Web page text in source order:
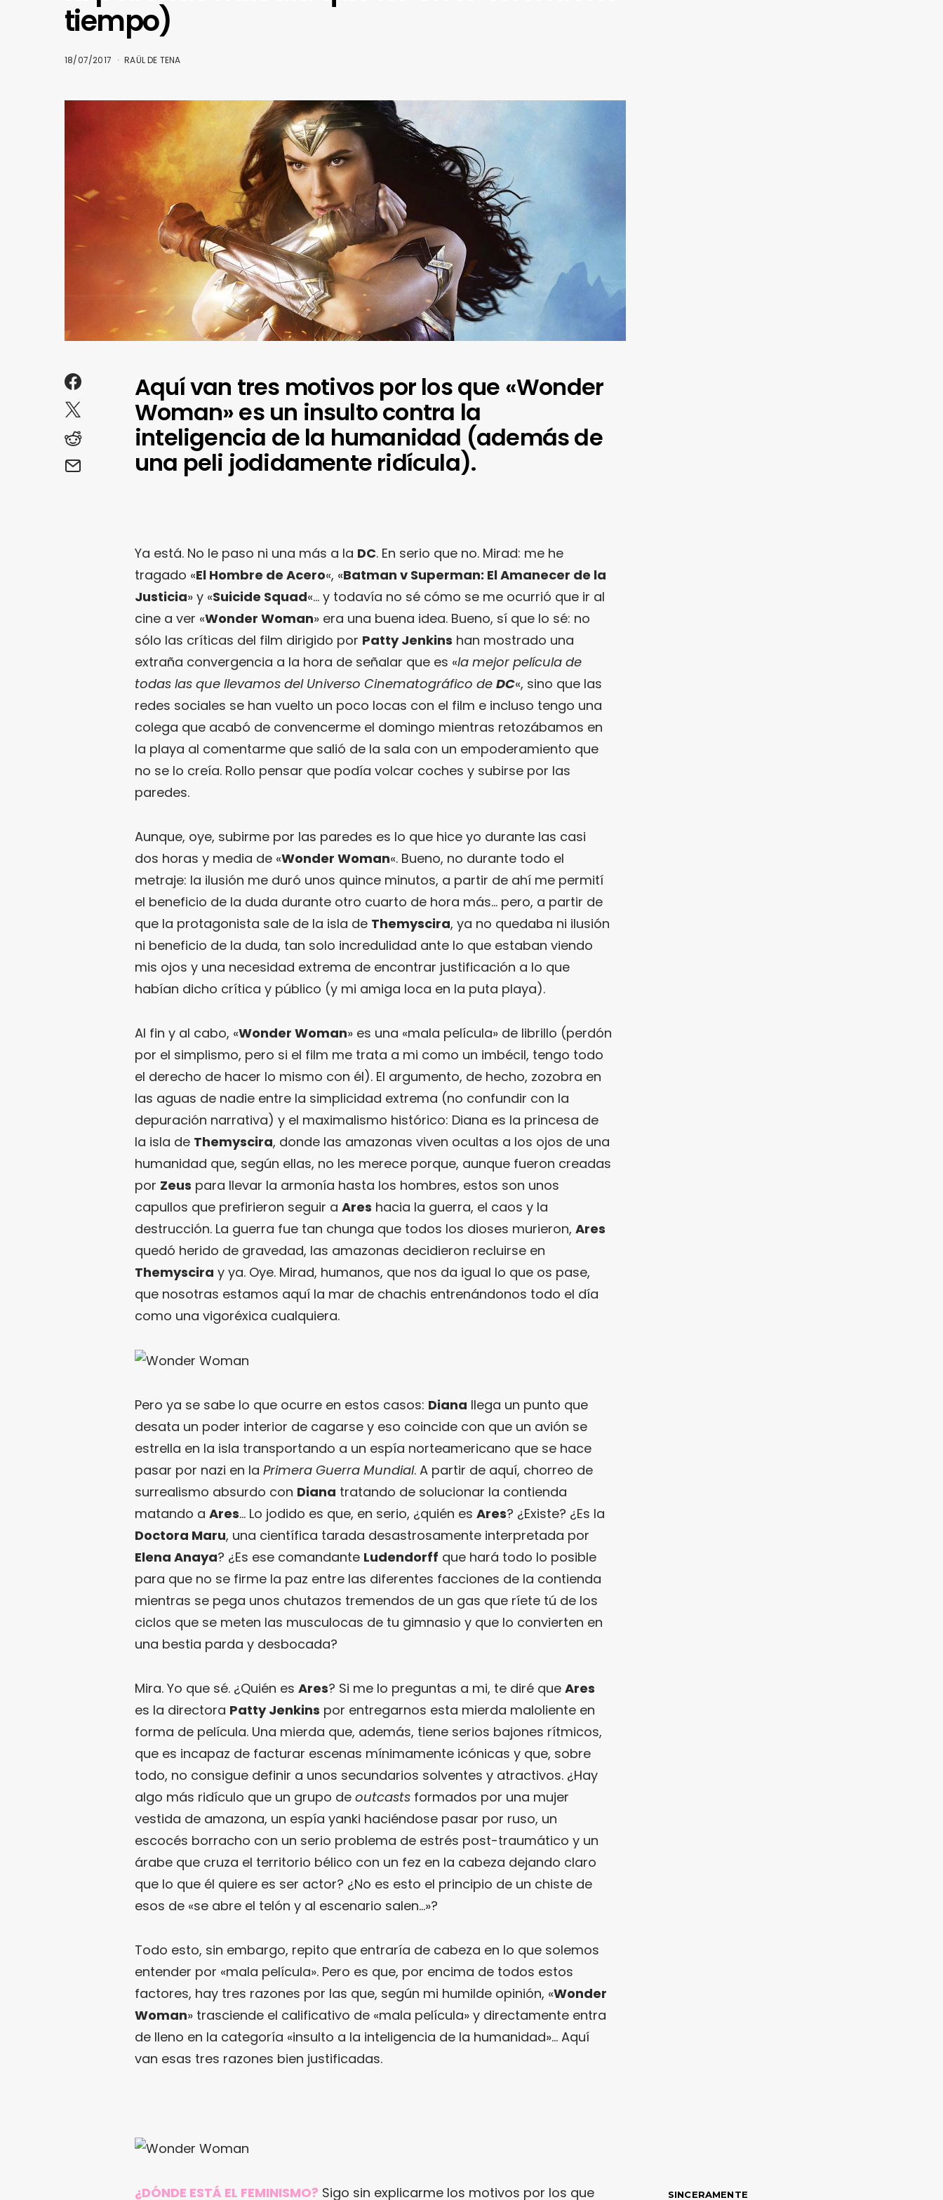
tiempo)
18/07/2017 RAÜL DE TENA
Aquí van tres motivos por los que «Wonder
Woman» es un insulto contra la
inteligencia de la humanidad (además de
una peli jodidamente ridícula).
Ya está. No le paso ni una más a la DC. En serio que no. Mirad: me he
tragado «El Hombre de Acero«, «Batman v Superman: El Amanecer de la
Justicia» y «Suicide Squad«… y todavía no sé cómo se me ocurrió que ir al
cine a ver «Wonder Woman» era una buena idea. Bueno, sí que lo sé: no
sólo las críticas del film dirigido por Patty Jenkins han mostrado una
extraña convergencia a la hora de señalar que es «la mejor película de
todas las que llevamos del Universo Cinematográfico de DC«, sino que las
redes sociales se han vuelto un poco locas con el film e incluso tengo una
colega que acabó de convencerme el domingo mientras retozábamos en
la playa al comentarme que salió de la sala con un empoderamiento que
no se lo creía. Rollo pensar que podía volcar coches y subirse por las
paredes.
Aunque, oye, subirme por las paredes es lo que hice yo durante las casi
dos horas y media de «Wonder Woman«. Bueno, no durante todo el
metraje: la ilusión me duró unos quince minutos, a partir de ahí me permití
el beneficio de la duda durante otro cuarto de hora más… pero, a partir de
que la protagonista sale de la isla de Themyscira, ya no quedaba ni ilusión
ni beneficio de la duda, tan solo incredulidad ante lo que estaban viendo
mis ojos y una necesidad extrema de encontrar justificación a lo que
habían dicho crítica y público (y mi amiga loca en la puta playa).
Al fin y al cabo, «Wonder Woman» es una «mala película» de librillo (perdón
por el simplismo, pero si el film me trata a mi como un imbécil, tengo todo
el derecho de hacer lo mismo con él). El argumento, de hecho, zozobra en
las aguas de nadie entre la simplicidad extrema (no confundir con la
depuración narrativa) y el maximalismo histórico: Diana es la princesa de
la isla de Themyscira, donde las amazonas viven ocultas a los ojos de una
humanidad que, según ellas, no les merece porque, aunque fueron creadas
por Zeus para llevar la armonía hasta los hombres, estos son unos
capullos que prefirieron seguir a Ares hacia la guerra, el caos y la
destrucción. La guerra fue tan chunga que todos los dioses murieron, Ares
quedó herido de gravedad, las amazonas decidieron recluirse en
Themyscira y ya. Oye. Mirad, humanos, que nos da igual lo que os pase,
que nosotras estamos aquí la mar de chachis entrenándonos todo el día
como una vigoréxica cualquiera.
Pero ya se sabe lo que ocurre en estos casos: Diana llega un punto que
desata un poder interior de cagarse y eso coincide con que un avión se
estrella en la isla transportando a un espía norteamericano que se hace
pasar por nazi en la Primera Guerra Mundial. A partir de aquí, chorreo de
surrealismo absurdo con Diana tratando de solucionar la contienda
matando a Ares… Lo jodido es que, en serio, ¿quién es Ares? ¿Existe? ¿Es la
Doctora Maru, una científica tarada desastrosamente interpretada por
Elena Anaya? ¿Es ese comandante Ludendorff que hará todo lo posible
para que no se firme la paz entre las diferentes facciones de la contienda
mientras se pega unos chutazos tremendos de un gas que ríete tú de los
ciclos que se meten las musculocas de tu gimnasio y que lo convierten en
una bestia parda y desbocada?
Mira. Yo que sé. ¿Quién es Ares? Si me lo preguntas a mi, te diré que Ares
es la directora Patty Jenkins por entregarnos esta mierda maloliente en
forma de película. Una mierda que, además, tiene serios bajones rítmicos,
que es incapaz de facturar escenas mínimamente icónicas y que, sobre
todo, no consigue definir a unos secundarios solventes y atractivos. ¿Hay
algo más ridículo que un grupo de outcasts formados por una mujer
vestida de amazona, un espía yanki haciéndose pasar por ruso, un
escocés borracho con un serio problema de estrés post-traumático y un
árabe que cruza el territorio bélico con un fez en la cabeza dejando claro
que lo que él quiere es ser actor? ¿No es esto el principio de un chiste de
esos de «se abre el telón y al escenario salen…»?
Todo esto, sin embargo, repito que entraría de cabeza en lo que solemos
entender por «mala película». Pero es que, por encima de todos estos
factores, hay tres razones por las que, según mi humilde opinión, «Wonder
Woman» trasciende el calificativo de «mala película» y directamente entra
de lleno en la categoría «insulto a la inteligencia de la humanidad»… Aquí
van esas tres razones bien justificadas.
¿DÓNDE ESTÁ EL FEMINISMO? Sigo sin explicarme los motivos por los que SINCERAMENTE